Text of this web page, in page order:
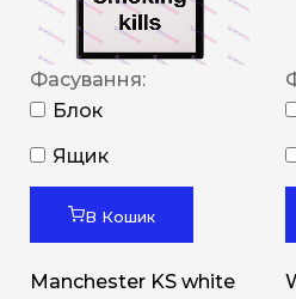
Фасування:
Блок
Ящик
В Кошик
Manchester KS white